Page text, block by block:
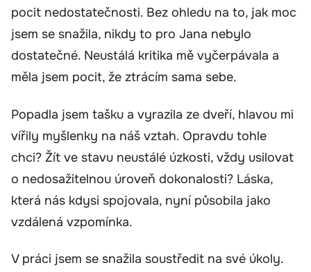
pocit nedostatečnosti. Bez ohledu na to, jak moc
jsem se snažila, nikdy to pro Jana nebylo
dostatečné. Neustálá kritika mě vyčerpávala a
měla jsem pocit, že ztrácím sama sebe.
Popadla jsem tašku a vyrazila ze dveří, hlavou mi
vířily myšlenky na náš vztah. Opravdu tohle
chci? Žít ve stavu neustálé úzkosti, vždy usilovat
o nedosažitelnou úroveň dokonalosti? Láska,
která nás kdysi spojovala, nyní působila jako
vzdálená vzpomínka.
V práci jsem se snažila soustředit na své úkoly.